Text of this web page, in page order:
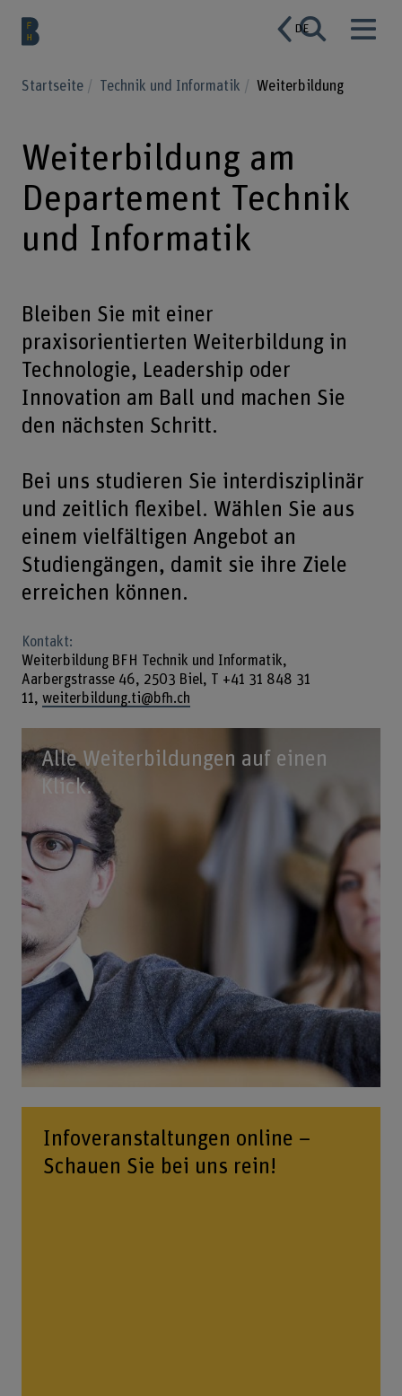
DE
Startseite Technik und Informatik Weiterbildung
Weiterbildung am
Departement Technik
und Informatik
Bleiben Sie mit einer
praxisorientierten Weiterbildung in
Technologie, Leadership oder
Innovation am Ball und machen Sie
den nächsten Schritt.
Bei uns studieren Sie interdisziplinär
und zeitlich flexibel. Wählen Sie aus
einem vielfältigen Angebot an
Studiengängen, damit sie ihre Ziele
erreichen können.
Kontakt:
Weiterbildung BFH Technik und Informatik,
Aarbergstrasse 46, 2503 Biel, T +41 31 848 31
11, weiterbildung.ti@bfh.ch
Alle Weiterbildungen auf einen
Klick.
Infoveranstaltungen online –
Schauen Sie bei uns rein!